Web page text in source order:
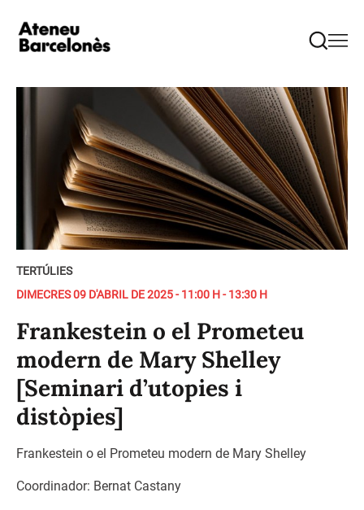
TERTÚLIES
DIMECRES 09 D'ABRIL DE 2025 - 11:00 H - 13:30 H
Frankestein o el Prometeu
modern de Mary Shelley
[Seminari d’utopies i
distòpies]
Frankestein o el Prometeu modern de Mary Shelley
Coordinador: Bernat Castany